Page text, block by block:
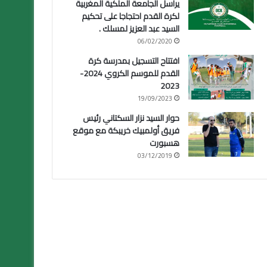
يراسل الجامعة الملكية المغربية
لكرة القدم احتجاجا على تحكيم
السيد عبد العزيز لمسلك .
06/02/2020
افتتاح التسجيل بمدرسة كرة
القدم للموسم الكروي 2024-
2023
19/09/2023
حوار السيد نزار السكتاني رئيس
فريق أولمبيك خريبكة مع موقع
هسبورت
03/12/2019